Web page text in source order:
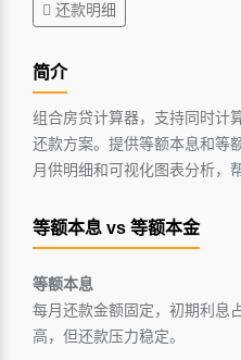
还款明细
简介
组合房贷计算器，支持同时计
还款方案。提供等额本息和等
月供明细和可视化图表分析，
等额本息 vs 等额本金
等额本息
每月还款金额固定，初期利息
高，但还款压力稳定。